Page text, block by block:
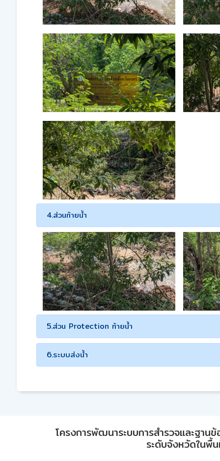
4.ส่วนท้ายน้ำ
5.ส่วน Protection ท้ายน้ำ
6.ระบบส่งน้ำ
โครงการพัฒนาระบบการสำรวจและฐา
ระดับจังหวัดในพื้